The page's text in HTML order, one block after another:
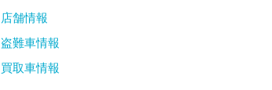
店舗情報
盗難車情報
買取車情報